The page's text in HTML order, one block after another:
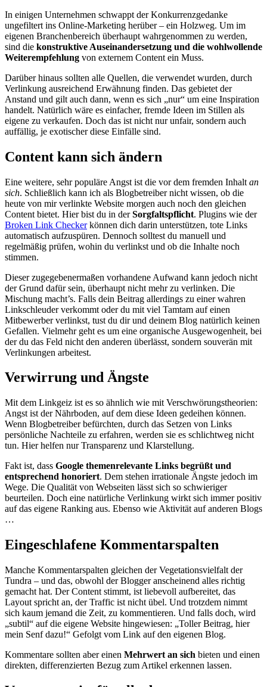
In einigen Unternehmen schwappt der Konkurrenzgedanke
ungefiltert ins Online-Marketing herüber – ein Holzweg. Um im
eigenen Branchenbereich überhaupt wahrgenommen zu werden,
sind die konstruktive Auseinandersetzung und die wohlwollende
Weiterempfehlung von externem Content ein Muss.
Darüber hinaus sollten alle Quellen, die verwendet wurden, durch
Verlinkung ausreichend Erwähnung finden. Das gebietet der
Anstand und gilt auch dann, wenn es sich „nur“ um eine Inspiration
handelt. Natürlich wäre es einfacher, fremde Ideen im Stillen als
eigene zu verkaufen. Doch das ist nicht nur unfair, sondern auch
auffällig, je exotischer diese Einfälle sind.
Content kann sich ändern
Eine weitere, sehr populäre Angst ist die vor dem fremden Inhalt an
sich. Schließlich kann ich als Blogbetreiber nicht wissen, ob die
heute von mir verlinkte Website morgen auch noch den gleichen
Content bietet. Hier bist du in derSorgfaltspflicht. Plugins wie der
Broken Link Checkerkönnen dich darin unterstützen, tote Links
automatisch aufzuspüren. Dennoch solltest du manuell und
regelmäßig prüfen, wohin du verlinkst und ob die Inhalte noch
stimmen.
Dieser zugegebenermaßen vorhandene Aufwand kann jedoch nicht
der Grund dafür sein, überhaupt nicht mehr zu verlinken. Die
Mischung macht’s. Falls dein Beitrag allerdings zu einer wahren
Linkschleuder verkommt oder du mit viel Tamtam auf einen
Mitbewerber verlinkst, tust du dir und deinem Blog natürlich keinen
Gefallen. Vielmehr geht es um eine organische Ausgewogenheit, bei
der du das Feld nicht den anderen überlässt, sondern souverän mit
Verlinkungen arbeitest.
Verwirrung und Ängste
Mit dem Linkgeiz ist es so ähnlich wie mit Verschwörungstheorien:
Angst ist der Nährboden, auf dem diese Ideen gedeihen können.
Wenn Blogbetreiber befürchten, durch das Setzen von Links
persönliche Nachteile zu erfahren, werden sie es schlichtweg nicht
tun. Hier helfen nur Transparenz und Klarstellung.
Fakt ist, dass Google themenrelevante Links begrüßt und
entsprechend honoriert. Dem stehen irrationale Ängste jedoch im
Wege. Die Qualität von Webseiten lässt sich so schwieriger
beurteilen. Doch eine natürliche Verlinkung wirkt sich immer positiv
auf das eigene Ranking aus. Ebenso wie Aktivität auf anderen Blogs
…
Eingeschlafene Kommentarspalten
Manche Kommentarspalten gleichen der Vegetationsvielfalt der
Tundra – und das, obwohl der Blogger anscheinend alles richtig
gemacht hat. Der Content stimmt, ist liebevoll aufbereitet, das
Layout spricht an, der Traffic ist nicht übel. Und trotzdem nimmt
sich kaum jemand die Zeit, zu kommentieren. Und falls doch, wird
„subtil“ auf die eigene Website hingewiesen: „Toller Beitrag, hier
mein Senf dazu!“ Gefolgt vom Link auf den eigenen Blog.
Kommentare sollten aber einen Mehrwert an sich bieten und einen
direkten, differenzierten Bezug zum Artikel erkennen lassen.